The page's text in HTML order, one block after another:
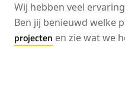
Wij hebben veel
Ben jij benieuwd welke
projecten en zie wat we